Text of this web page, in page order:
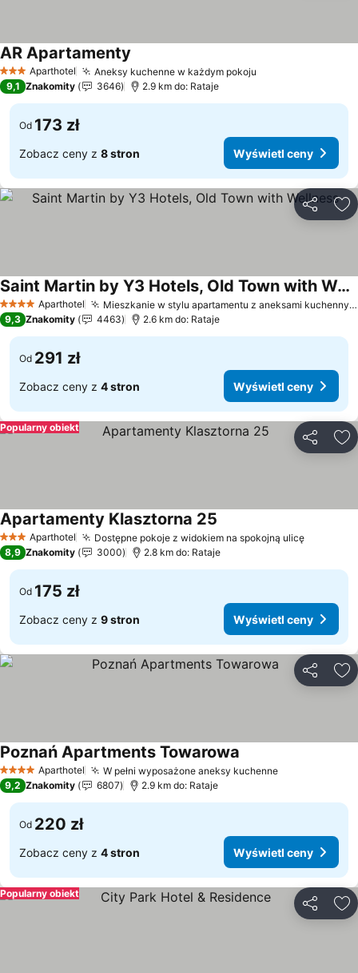
3 KategoriaAparthotel Aneksy kuchenne w każdym pokoju
AR Apartamenty
9,1 Znakomity 3646 2.9 km do: Rataje
Od 173 zł
Zobacz ceny z 8 stron Wyświetl ceny
4 KategoriaAparthotel Mieszkanie w stylu apartamentu z aneksami kuchennymi
Saint Martin by Y3 Hotels, Old Town with Wellness
Wyświetl ceny
9,3 Znakomity 4463 2.6 km do: Rataje
Od 291 zł
Zobacz ceny z 4 stron Wyświetl ceny
Popularny obiekt
3 KategoriaAparthotel Dostępne pokoje z widokiem na spokojną ulicę
Apartamenty Klasztorna 25
8,9 Znakomity 3000 2.8 km do: Rataje
Od 175 zł
Zobacz ceny z 9 stron Wyświetl ceny
4 KategoriaAparthotel W pełni wyposażone aneksy kuchenneWyświetl
Poznań Apartments Towarowa
9,2 Znakomity 6807 2.9 km do: Rataje
Od 220 zł
Zobacz ceny z 4 stron Wyświetl ceny
Popularny obiekt